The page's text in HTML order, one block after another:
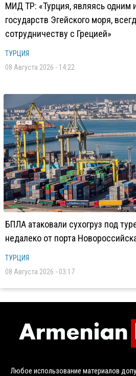
МИД ТР: «Турция, являясь одним
государств Эгейского моря,
сотрудничеству с Грецией»
ТУРЦИЯ
08 Августа 2026 - 14:22
БПЛА атаковали сухогруз под
недалеко от порта
ТУРЦИЯ
08 Августа 2026 - 03:17
Любое использование материалов